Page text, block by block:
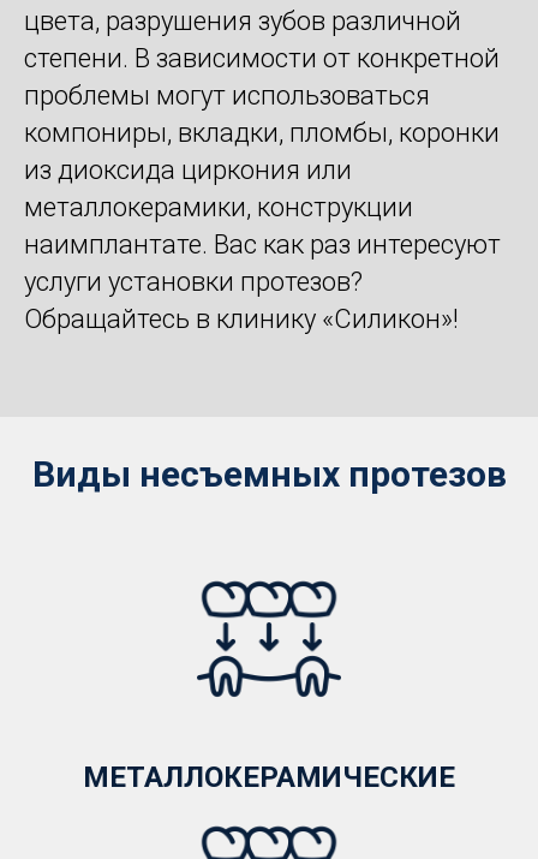
цвета, разрушения зубов различной
степени. В зависимости от конкретной
проблемы могут использоваться
компониры, вкладки, пломбы, коронки
из диоксида циркония или
металлокерамики, конструкции
наимплантате. Вас как раз интересуют
услуги установки протезов?
Обращайтесь в клинику «Силикон»!
Виды несъемных протезов
МЕТАЛЛОКЕРАМИЧЕСКИЕ